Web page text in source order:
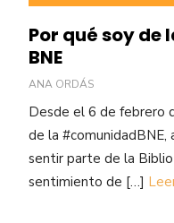
Por qué soy de
BNE
ANA ORDÁS
Desde el 6 de febrero
de la #comunidadBNE,
sentir parte de la
sentimiento de […]